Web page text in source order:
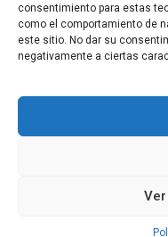
consentimiento para estas
como el comportamiento de
este sitio. No dar su
negativamente a ciertas